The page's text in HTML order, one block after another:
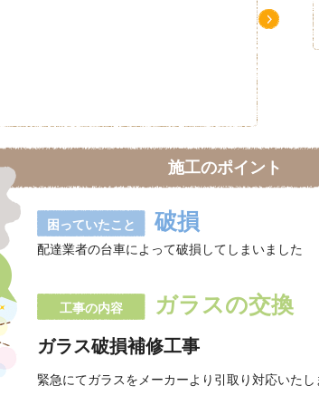
施工のポイント
困っていたこと 破損
配達業者の台車によって破損してしまいました
工事の内容 ガラスの交換
ガラス破損補修工事
緊急にてガラスをメーカーより引取り対応いたし